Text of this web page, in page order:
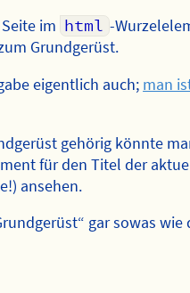
im html -
Grundgerüst.
eigentlich auch; man
gehörig könnte
für den Titel der
ansehen.
gar sowas wie